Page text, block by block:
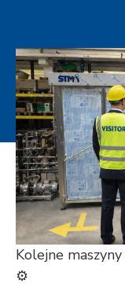
Kolejne
⚙️